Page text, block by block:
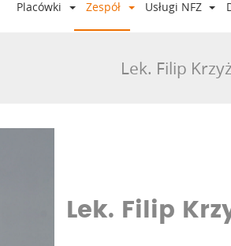
Placówki Zespół Usługi NFZ
Lek. Filip
Lek. Filip